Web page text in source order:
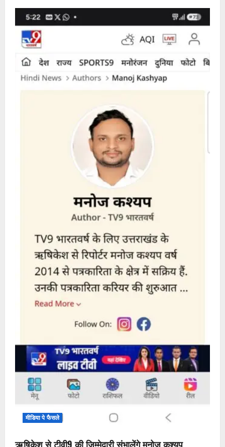
मीडिया पे फैसले
ऋषिकेश से टीवी9 की जिम्मेदारी संभालेंगे मनोज कश्यप